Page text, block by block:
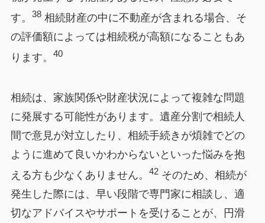
す。 38相続財産の中に不動産が含まれる場合、そ
の評価額によっては相続税が高額になることもあ
ります。 40
相続は、家族関係や財産状況によって複雑な問題
に発展する可能性があります。遺産分割で相続人
間で意見が対立したり、相続手続きが煩雑でどの
ように進めて良いかわからないといった悩みを抱
える方も少なくありません。 42そのため、相続が
発生した際には、早い段階で専門家に相談し、適
切なアドバイスやサポートを受けることが、円滑